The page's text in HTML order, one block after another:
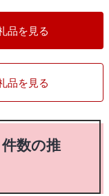
品を見る
品を見る
数の推